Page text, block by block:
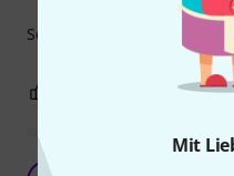
Mit
Sehr schönes Instrument